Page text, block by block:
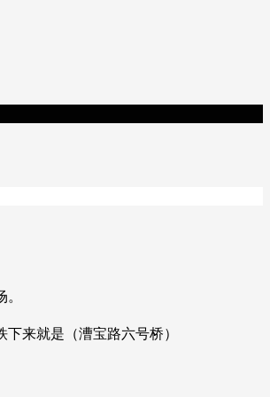
来就是（漕宝路六号桥）